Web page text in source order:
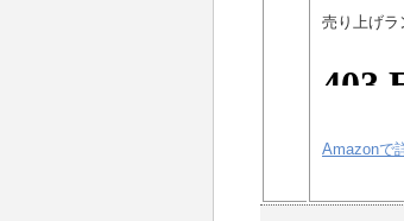
売り上げ
Amazonで